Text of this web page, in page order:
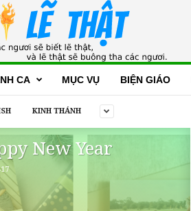
CA MỤC VỤ BIỆN GIÁO
KINH THÁNH
New Year